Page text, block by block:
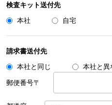
検査キット送付先
本社 自宅
請求書送付先
本社と同じ 本社と異
郵便番号〒